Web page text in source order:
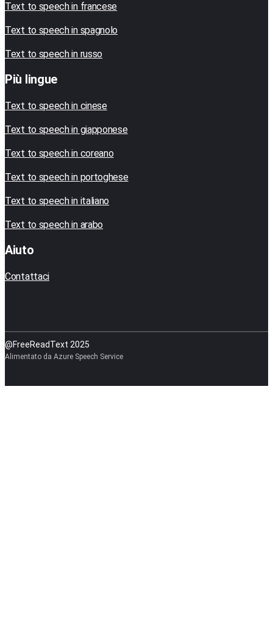
Text to speech in francese
Text to speech in spagnolo
Text to speech in russo
Più lingue
Text to speech in cinese
Text to speech in giapponese
Text to speech in coreano
Text to speech in portoghese
Text to speech in italiano
Text to speech in arabo
Aiuto
Contattaci
@FreeReadText 2025
Alimentato da Azure Speech Service